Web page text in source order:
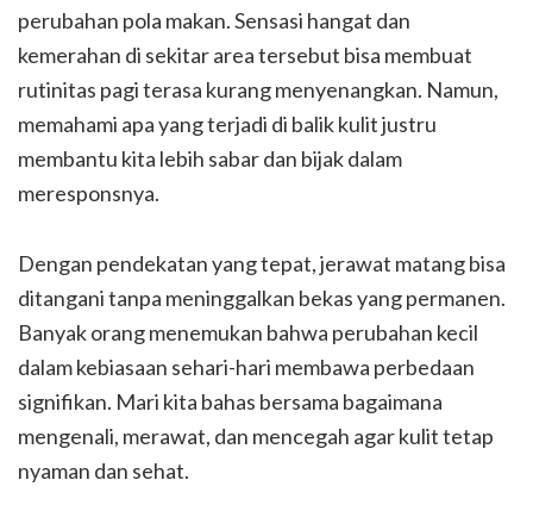
perubahan pola makan. Sensasi hangat dan
kemerahan di sekitar area tersebut bisa membuat
rutinitas pagi terasa kurang menyenangkan. Namun,
memahami apa yang terjadi di balik kulit justru
membantu kita lebih sabar dan bijak dalam
meresponsnya.
Dengan pendekatan yang tepat, jerawat matang bisa
ditangani tanpa meninggalkan bekas yang permanen.
Banyak orang menemukan bahwa perubahan kecil
dalam kebiasaan sehari-hari membawa perbedaan
signifikan. Mari kita bahas bersama bagaimana
mengenali, merawat, dan mencegah agar kulit tetap
nyaman dan sehat.